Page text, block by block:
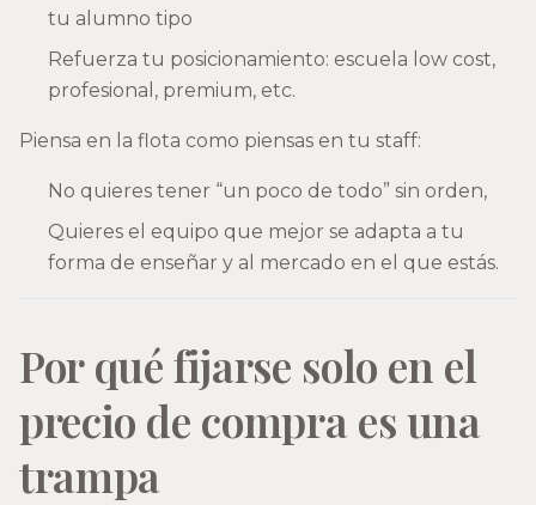
tu alumno tipo
Refuerza tu posicionamiento: escuela low cost,
profesional, premium, etc.
Piensa en la flota como piensas en tu staff:
No quieres tener “un poco de todo” sin orden,
Quieres el equipo que mejor se adapta a tu
forma de enseñar y al mercado en el que estás.
Por qué fijarse solo en el
precio de compra es una
trampa